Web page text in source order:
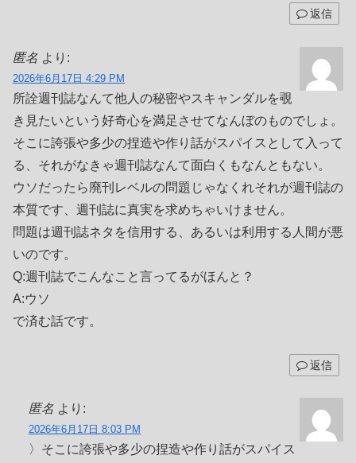
返信
匿名 より:
2026年6月17日 4:29 PM
所詮週刊誌なんて他人の秘密やスキャンダルを覗
き見たいという好奇心を満足させてなんぼのものでしょ。
そこに誇張や多少の捏造や作り話がスパイスとして入って
る、それがなきゃ週刊誌なんて面白くもなんともない。
ウソだったら廃刊レベルの問題じゃなくれそれが週刊誌の
本質です、週刊誌に真実を求めちゃいけません。
問題は週刊誌ネタを信用する、あるいは利用する人間が悪
いのです。
Q:週刊誌でこんなこと言ってるがほんと？
A:ウソ
で済む話です。
返信
匿名 より:
2026年6月17日 8:03 PM
〉そこに誇張や多少の捏造や作り話がスパイス